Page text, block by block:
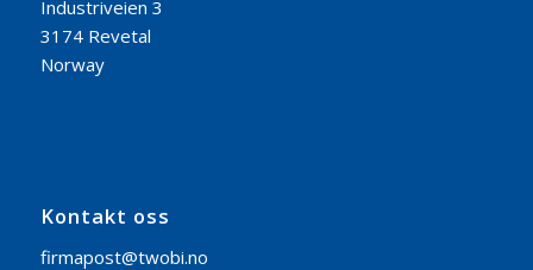
Industriveien 3
3174 Revetal
Norway
Kontakt oss
firmapost@twobi.no